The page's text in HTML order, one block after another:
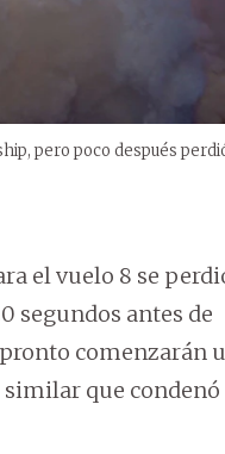
pero poco después
el vuelo 8 se
segundos antes de
comenzarán
que condenó